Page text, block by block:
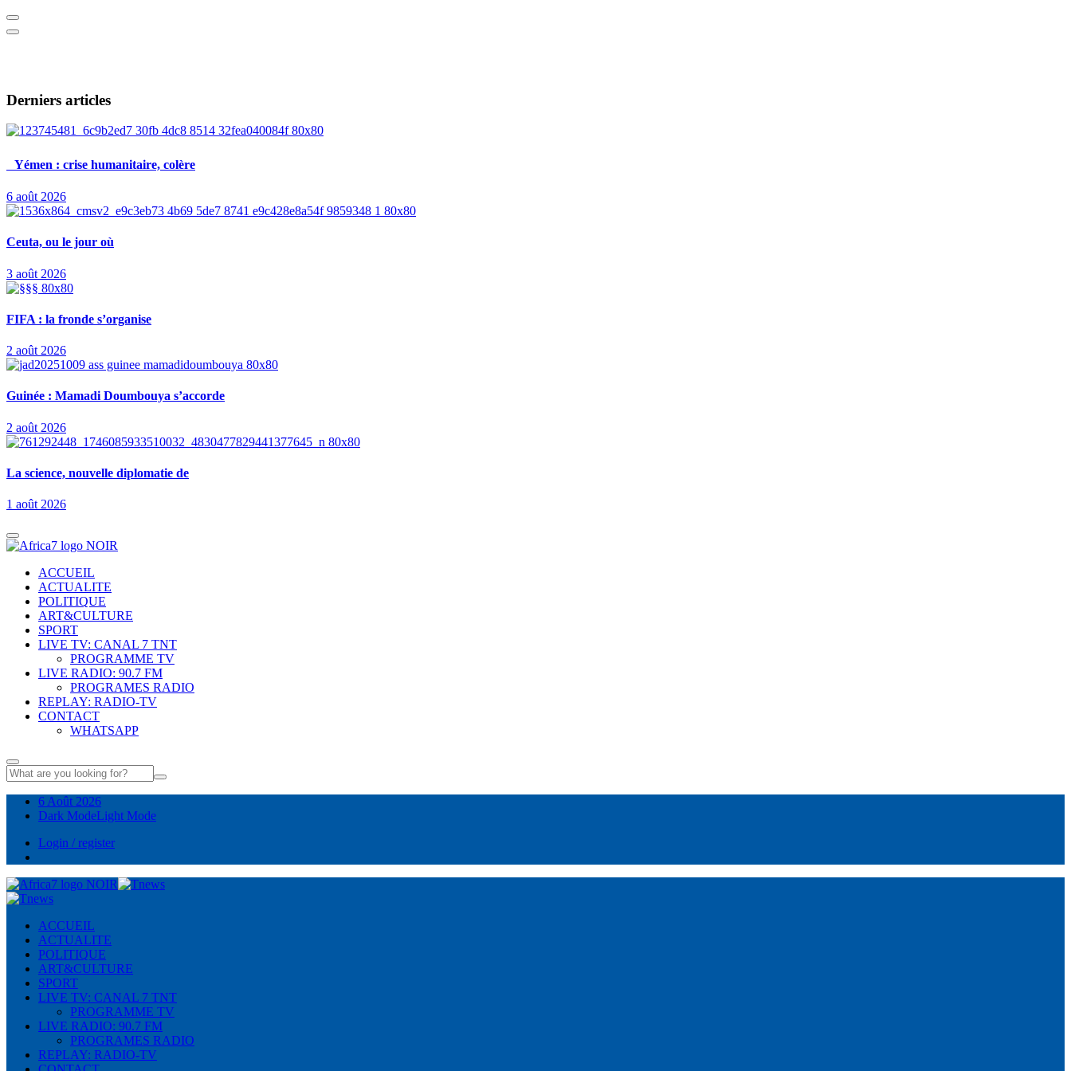
Derniers articles
Yémen : crise humanitaire, colère
6 août 2026
Ceuta, ou le jour où
3 août 2026
FIFA : la fronde s’organise
2 août 2026
Guinée : Mamadi Doumbouya s’accorde
2 août 2026
La science, nouvelle diplomatie de
1 août 2026
ACCUEIL
ACTUALITE
POLITIQUE
ART&CULTURE
SPORT
LIVE TV: CANAL 7 TNT
PROGRAMME TV
LIVE RADIO: 90.7 FM
PROGRAMES RADIO
REPLAY: RADIO-TV
CONTACT
WHATSAPP
6 Août 2026
Dark ModeLight Mode
Login / register
ACCUEIL
ACTUALITE
POLITIQUE
ART&CULTURE
SPORT
LIVE TV: CANAL 7 TNT
PROGRAMME TV
LIVE RADIO: 90.7 FM
PROGRAMES RADIO
REPLAY: RADIO-TV